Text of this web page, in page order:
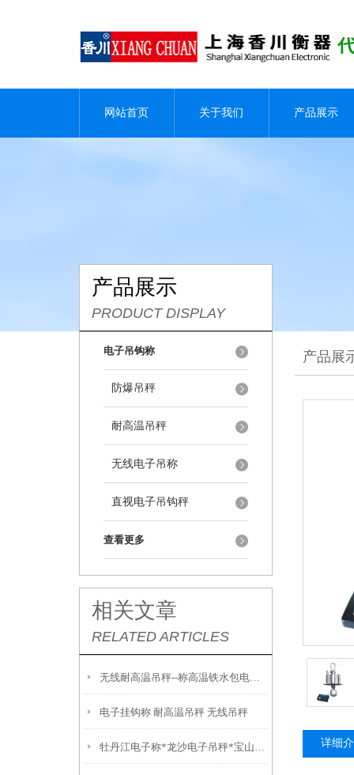
网站首页 关于我们 产品展示
产品展示
PRODUCT DISPLAY
电子吊钩称
防爆吊秤
耐高温吊秤
无线电子吊称
直视电子吊钩秤
查看更多
相关文章
RELATED ARTICLES
无线耐高温吊秤--称高温铁水包电子吊秤推荐
电子挂钩称 耐高温吊秤 无线吊秤
牡丹江电子称*龙沙电子吊秤*宝山防爆电子吊称*集贤耐高温吊秤
产品展
详细